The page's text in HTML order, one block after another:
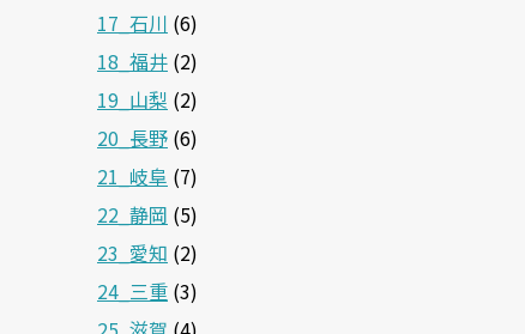
17_石川 (6)
18_福井 (2)
19_山梨 (2)
20_長野 (6)
21_岐阜 (7)
22_静岡 (5)
23_愛知 (2)
24_三重 (3)